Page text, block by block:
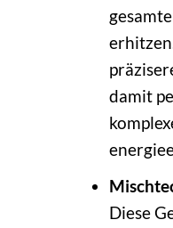
damit
Diese